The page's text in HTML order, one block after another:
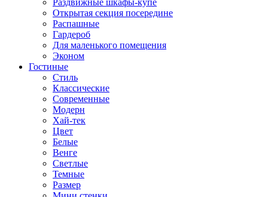
Раздвижные шкафы-купе
Открытая секция посередине
Распашные
Гардероб
Для маленького помещения
Эконом
Гостиные
Стиль
Классические
Современные
Модерн
Хай-тек
Цвет
Белые
Венге
Светлые
Темные
Размер